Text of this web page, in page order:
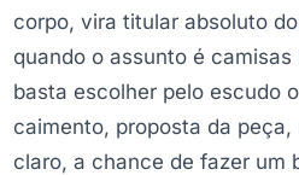
corpo, vira titular absoluto
quando o assunto é
basta escolher pelo escudo
caimento, proposta da peça,
claro, a chance de fazer um